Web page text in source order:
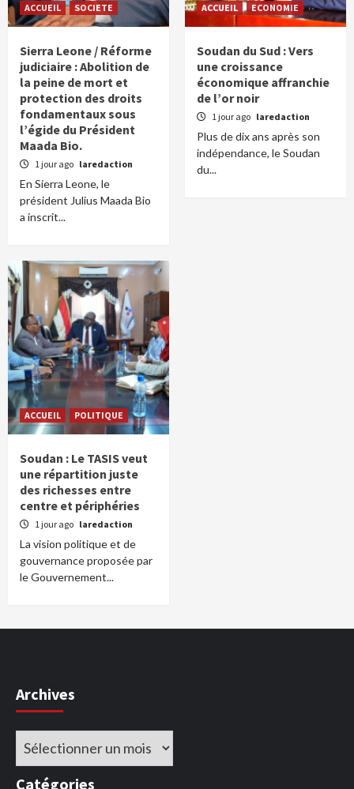
ACCUEIL SOCIETE
Sierra Leone / Réforme
judiciaire : Abolition de
la peine de mort et
protection des droits
fondamentaux sous
l’égide du Président
Maada Bio.
1 jour ago laredaction
En Sierra Leone, le
président Julius Maada Bio
a inscrit...
ACCUEIL ECONOMIE
Soudan du Sud : Vers
une croissance
économique affranchie
de l’or noir
1 jour ago laredaction
Plus de dix ans après son
indépendance, le Soudan
du...
ACCUEIL POLITIQUE
Soudan : Le TASIS veut
une répartition juste
des richesses entre
centre et périphéries
1 jour ago laredaction
La vision politique et de
gouvernance proposée par
le Gouvernement...
Archives
Archives
Catégories